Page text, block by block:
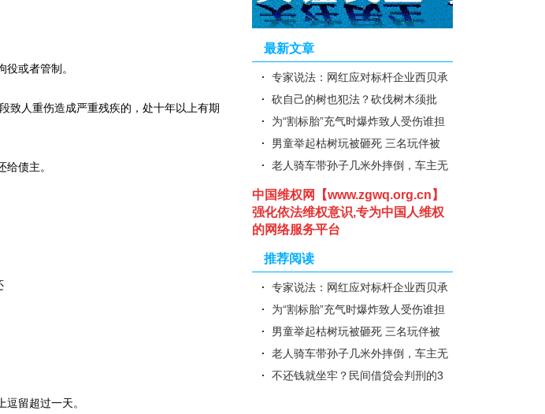
或者管制。
致人重伤造成严重残疾的，处十年以上有期
债主。
留超过一天。
最新文章
专家说法：网红应对标杆企业西贝承
担侵权责任——西贝事件与网络..
砍自己的树也犯法？砍伐树木须批
准，滥伐林木获刑罚
为“割标胎”充气时爆炸致人受伤谁担
责
男童举起枯树玩被砸死 三名玩伴被
判担责
老人骑车带孙子几米外摔倒，车主无
过错也赔钱
中国维权网【www.zgwq.org.cn】
强化依法维权意识,专为中国人维权
的网络服务平台
推荐阅读
专家说法：网红应对标杆企业西贝承
担侵权责任——西贝事件与网络..
为“割标胎”充气时爆炸致人受伤谁担
责
男童举起枯树玩被砸死 三名玩伴被
判担责
老人骑车带孙子几米外摔倒，车主无
过错也赔钱
不还钱就坐牢？民间借贷会判刑的3